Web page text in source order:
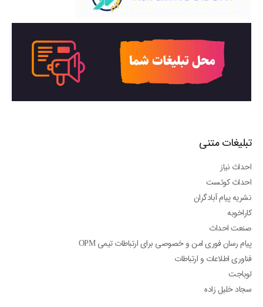
تبلیغات متنی
احداث نیاز
احداث کوئست
نشریه پیام آبادگران
کاراخوبه
صنعت احداث
پیام رسان فوری امن و خصوصی برای ارتباطات تیمی OPM
فناوری اطلاعات و ارتباطات
لوباجت
سجاد خلیل زاده